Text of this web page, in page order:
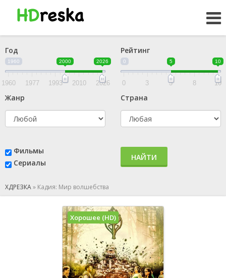
Год
1960 2000 2026
1960 1977 1993 2010 2026
Рейтинг
0 5 10
0 3 5 8 10
Жанр Страна
Фильмы
Сериалы
НАЙТИ
ХДРЕЗКА» Кадия: Мир волшебства
Хорошее (HD)